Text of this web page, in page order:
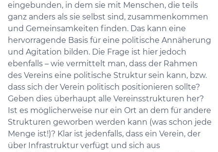
eingebunden, in dem sie mit Menschen, die teils
ganz anders als sie selbst sind, zusammenkommen
und Gemeinsamkeiten finden. Das kann eine
hervorragende Basis für eine politische Annäherung
und Agitation bilden. Die Frage ist hier jedoch
ebenfalls – wie vermittelt man, dass der Rahmen
des Vereins eine politische Struktur sein kann, bzw.
dass sich der Verein politisch positionieren sollte?
Geben dies überhaupt alle Vereinsstrukturen her?
Ist es möglicherweise nur ein Ort an dem für andere
Strukturen geworben werden kann (was schon jede
Menge ist!)? Klar ist jedenfalls, dass ein Verein, der
über Infrastruktur verfügt und sich aus